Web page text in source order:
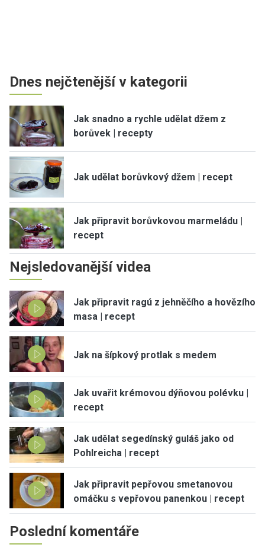
Dnes nejčtenější v kategorii
Jak snadno a rychle udělat džem z
borůvek | recepty
Jak udělat borůvkový džem | recept
Jak připravit borůvkovou marmeládu |
recept
Nejsledovanější videa
Jak připravit ragú z jehněčího a hovězího
masa | recept
Jak na šípkový protlak s medem
Jak uvařit krémovou dýňovou polévku |
recept
Jak udělat segedínský guláš jako od
Pohlreicha | recept
Jak připravit pepřovou smetanovou
omáčku s vepřovou panenkou | recept
Poslední komentáře